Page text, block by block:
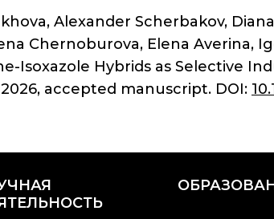
Alexander Scherbakov,
Chernoburova, Elena Averina,
Isoxazole Hybrids as Selective
accepted manuscript. DOI: